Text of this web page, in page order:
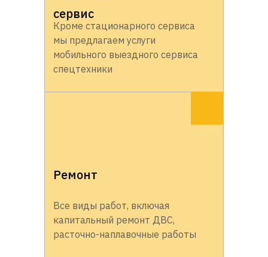
сервис
Кроме стационарного сервиса
мы предлагаем услуги
мобильного выездного сервиса
спецтехники
Ремонт
Все виды работ, включая
капитальный ремонт ДВС,
расточно-наплавочные работы